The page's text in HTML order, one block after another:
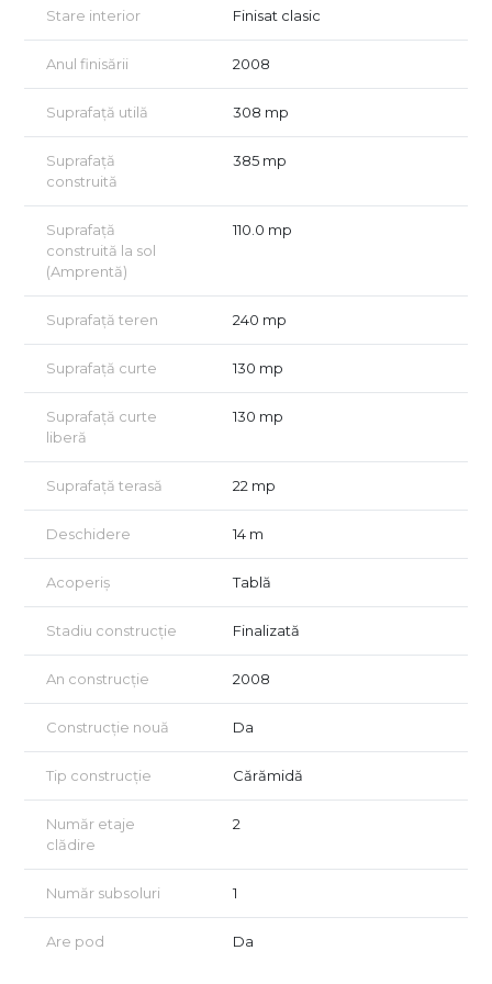
autoturisme, lasand loc si pentru a o zona de
Zona este favorabila, cu accesibilitate rapida la numeroase
mijloace de transport in comun, iar in proximitate regasim
Palatul Parlamentului, Piata Constitutiei si Parcul Izvor.
Certificatul energetic va fi disponibil la vanzare.
In cazul in care oferta noastra a reusit sa va capteze atentia, va
Acordam asistenta GRATUITA persoanelor care doresc
achizionarea prin credit!
Stare interior Finisat clasic
Anul finisării 2008
Suprafață utilă 308 mp
Suprafață
construită
385 mp
Suprafață
construită la sol
(Amprentă)
110.0 mp
Suprafață teren 240 mp
Suprafață curte 130 mp
Suprafață curte
liberă
130 mp
Suprafață terasă 22 mp
Deschidere 14 m
Acoperiș Tablă
Stadiu construcție Finalizată
An construcție 2008
Construcție nouă Da
Tip construcție Cărămidă
Număr etaje
clădire
2
Număr subsoluri 1
Are pod Da